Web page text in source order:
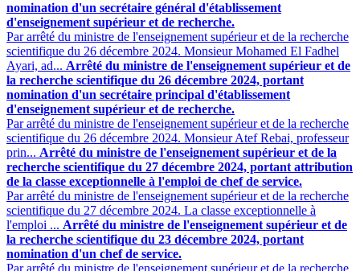
nomination d'un secrétaire général d'établissement
d'enseignement supérieur et de recherche.
Par arrêté du ministre de l'enseignement supérieur et de la recherche
scientifique du 26 décembre 2024. Monsieur Mohamed El Fadhel
Ayari, ad... Arrêté du ministre de l'enseignement supérieur et de
la recherche scientifique du 26 décembre 2024, portant
nomination d'un secrétaire principal d'établissement
d'enseignement supérieur et de recherche.
Par arrêté du ministre de l'enseignement supérieur et de la recherche
scientifique du 26 décembre 2024. Monsieur Atef Rebai, professeur
prin... Arrêté du ministre de l'enseignement supérieur et de la
recherche scientifique du 27 décembre 2024, portant attribution
de la classe exceptionnelle à l'emploi de chef de service.
Par arrêté du ministre de l'enseignement supérieur et de la recherche
scientifique du 27 décembre 2024. La classe exceptionnelle à
l'emploi ... Arrêté du ministre de l'enseignement supérieur et de
la recherche scientifique du 23 décembre 2024, portant
nomination d'un chef de service.
Par arrêté du ministre de l'enseignement supérieur et de la recherche